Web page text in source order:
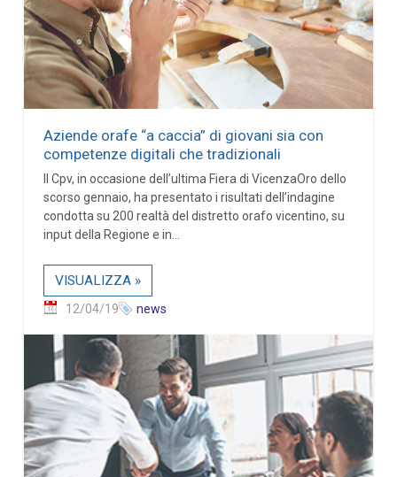
Aziende orafe “a caccia” di giovani sia con
competenze digitali che tradizionali
Il Cpv, in occasione dell’ultima Fiera di VicenzaOro dello
scorso gennaio, ha presentato i risultati dell’indagine
condotta su 200 realtà del distretto orafo vicentino, su
input della Regione e in...
VISUALIZZA »
12/04/19 news